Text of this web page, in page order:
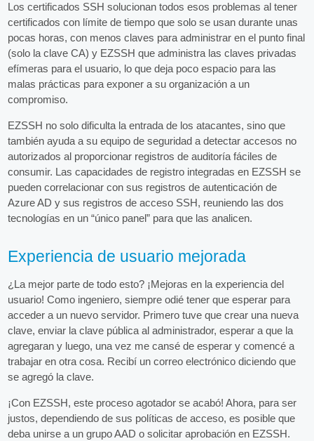
Los certificados SSH solucionan todos esos problemas al tener
certificados con límite de tiempo que solo se usan durante unas
pocas horas, con menos claves para administrar en el punto final
(solo la clave CA) y EZSSH que administra las claves privadas
efímeras para el usuario, lo que deja poco espacio para las
malas prácticas para exponer a su organización a un
compromiso.
EZSSH no solo dificulta la entrada de los atacantes, sino que
también ayuda a su equipo de seguridad a detectar accesos no
autorizados al proporcionar registros de auditoría fáciles de
consumir. Las capacidades de registro integradas en EZSSH se
pueden correlacionar con sus registros de autenticación de
Azure AD y sus registros de acceso SSH, reuniendo las dos
tecnologías en un “único panel” para que las analicen.
Experiencia de usuario mejorada
¿La mejor parte de todo esto? ¡Mejoras en la experiencia del
usuario! Como ingeniero, siempre odié tener que esperar para
acceder a un nuevo servidor. Primero tuve que crear una nueva
clave, enviar la clave pública al administrador, esperar a que la
agregaran y luego, una vez me cansé de esperar y comencé a
trabajar en otra cosa. Recibí un correo electrónico diciendo que
se agregó la clave.
¡Con EZSSH, este proceso agotador se acabó! Ahora, para ser
justos, dependiendo de sus políticas de acceso, es posible que
deba unirse a un grupo AAD o solicitar aprobación en EZSSH.